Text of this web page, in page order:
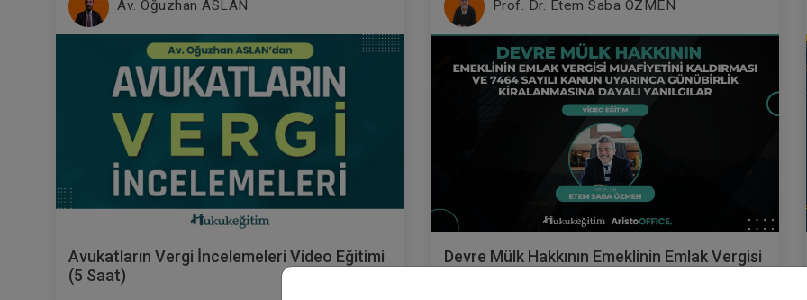
Av. Oğuzhan ASLAN
Avukatların Vergi İncelemeleri Video Eğitimi
(5 Saat)
Prof. Dr. Etem Saba ÖZMEN
Devre Mülk Hakkının Emeklinin Emlak Vergisi